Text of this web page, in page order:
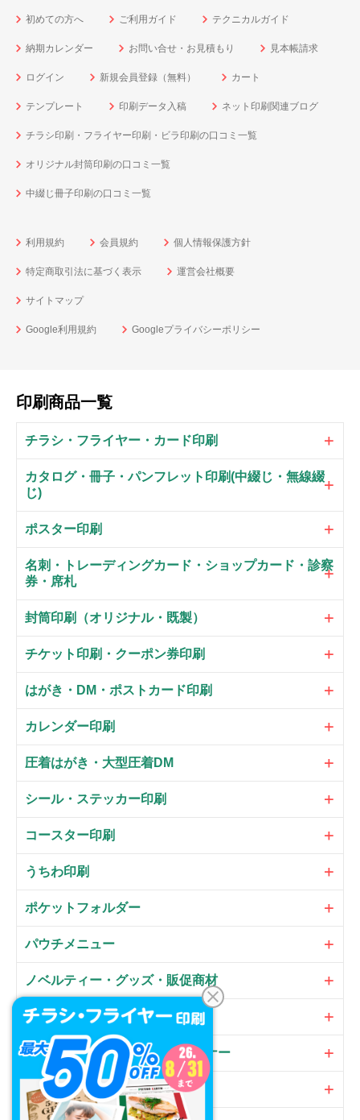
初めての方へ ご利用ガイド テクニカルガイド
納期カレンダー お問い合せ・お見積もり 見本帳請求
ログイン 新規会員登録（無料） カート
テンプレート 印刷データ入稿 ネット印刷関連ブログ
チラシ印刷・フライヤー印刷・ビラ印刷の口コミ一覧
オリジナル封筒印刷の口コミ一覧
中綴じ冊子印刷の口コミ一覧
利用規約 会員規約 個人情報保護方針
特定商取引法に基づく表示 運営会社概要
サイトマップ
Google利用規約 Googleプライバシーポリシー
印刷商品一覧
チラシ・フライヤー・カード印刷
カタログ・冊子・パンフレット印刷(中綴じ・無線綴
じ)
ポスター印刷
名刺・トレーディングカード・ショップカード・診察
券・席札
封筒印刷（オリジナル・既製）
チケット印刷・クーポン券印刷
はがき・DM・ポストカード印刷
カレンダー印刷
圧着はがき・大型圧着DM
シール・ステッカー印刷
コースター印刷
うちわ印刷
ポケットフォルダー
パウチメニュー
ノベルティー・グッズ・販促商材
大判パネル・サイン・POP
のぼり・フラッグ・横断幕・バナー
オプション